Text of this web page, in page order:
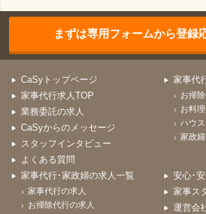
まずは専用フォームから登録
CaSyトップページ
家事代行求人TOP
業務委託の求人
CaSyからのメッセージ
スタッフインタビュー
よくある質問
家事代
お掃
お料
ハウ
家政
家事代行･家政婦の求人一覧
家事代行の求人
お掃除代行の求人
安心･
家事ス
運営会